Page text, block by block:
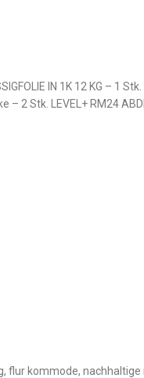
IN 1K 12 KG – 1
– 2 Stk. LEVEL+ RM24
flur kommode,